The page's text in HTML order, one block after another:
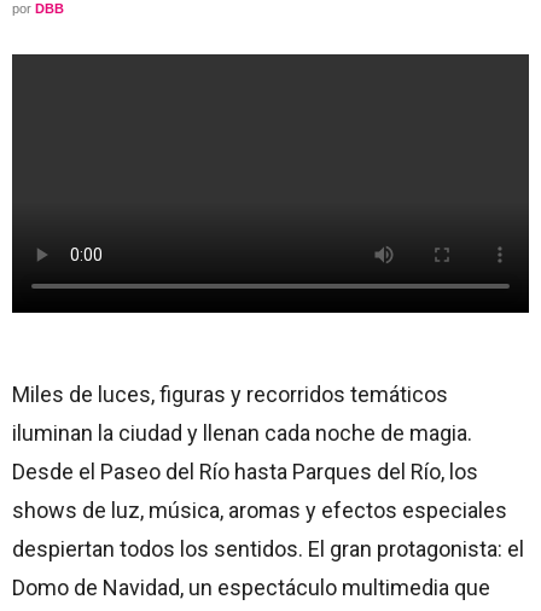
por DBB
Miles de luces, figuras y recorridos temáticos
iluminan la ciudad y llenan cada noche de magia.
Desde el Paseo del Río hasta Parques del Río, los
shows de luz, música, aromas y efectos especiales
despiertan todos los sentidos. El gran protagonista: el
Domo de Navidad, un espectáculo multimedia que